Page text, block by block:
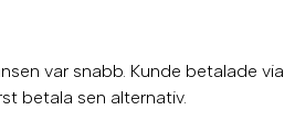
var snabb. Kunde betalade via
betala sen alternativ.